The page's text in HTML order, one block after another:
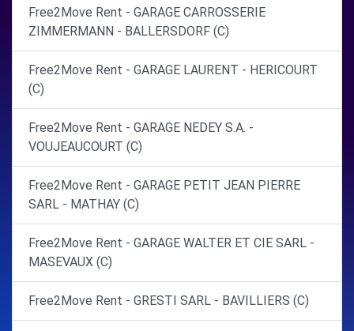
Free2Move Rent - GARAGE CARROSSERIE
ZIMMERMANN - BALLERSDORF (C)
Free2Move Rent - GARAGE LAURENT - HERICOURT
(C)
Free2Move Rent - GARAGE NEDEY S.A. -
VOUJEAUCOURT (C)
Free2Move Rent - GARAGE PETIT JEAN PIERRE
SARL - MATHAY (C)
Free2Move Rent - GARAGE WALTER ET CIE SARL -
MASEVAUX (C)
Free2Move Rent - GRESTI SARL - BAVILLIERS (C)